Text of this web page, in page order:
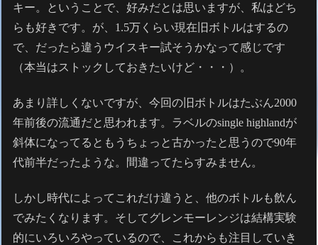
キー。ということで、好みだとは思いますが、私はどち
らも好きです。が、1.5万くらい現在旧ボトルはするの
で、だったら違うウイスキー試そうかなって感じです
（本当はストックしておきたいけど・・・）。
あまり詳しくないですが、今回の旧ボトルはたぶん2000
年前後の流通だと思われます。ラベルのsingle highlandが
斜体になってるともうちょっと古かったと思うので90年
代前半だったような。間違ってたらすみません。
しかし時代によってこれだけ違うと、他のボトルも飲ん
でみたくなります。そしてグレンモーレンジは結構実験
的にいろいろやっているので、これからも注目していき